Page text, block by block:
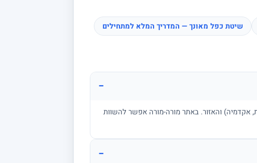
שיטת כפל מאונך — המדריך המלא למתחילים
−
(יסודי, תיכון, בגרות, אקדמיה) והאזור. באתר מורה-מורה אפשר להשוות
−